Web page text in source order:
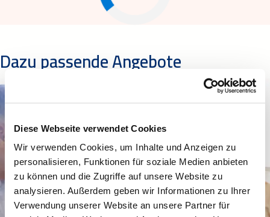
Diese Webseite verwendet Cookies
Wir verwenden Cookies, um Inhalte und Anzeigen zu
personalisieren, Funktionen für soziale Medien anbieten
zu können und die Zugriffe auf unsere Website zu
analysieren. Außerdem geben wir Informationen zu Ihrer
Verwendung unserer Website an unsere Partner für
Dazu passende Angebote